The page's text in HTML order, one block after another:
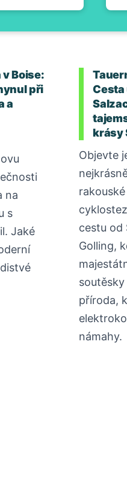
Boise:
při
a
na
s
Jaké
Cesta
krásy
Objevte
cestu od
Golling,
příroda,
námahy.